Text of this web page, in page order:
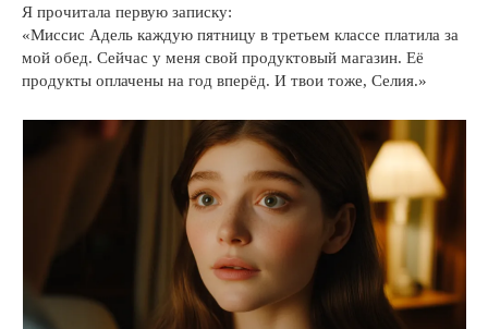
Я прочитала первую записку:
«Миссис Адель каждую пятницу в третьем классе платила за
мой обед. Сейчас у меня свой продуктовый магазин. Её
продукты оплачены на год вперёд. И твои тоже, Селия.»